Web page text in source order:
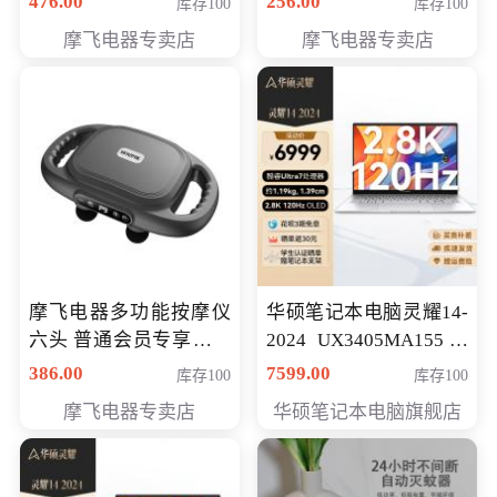
库存100
摩飞电器专卖店
库存100
摩飞电器专卖店
摩飞电器多功能按摩仪
六头 普通会员专享价格
199元
386.00 库存100
摩飞电器专卖店
华硕笔记本电脑灵耀14-
2024 UX3405MA155冰
川银 oled 智慧轻薄本 会
7599.00 库存100
华硕笔记本电脑旗舰店